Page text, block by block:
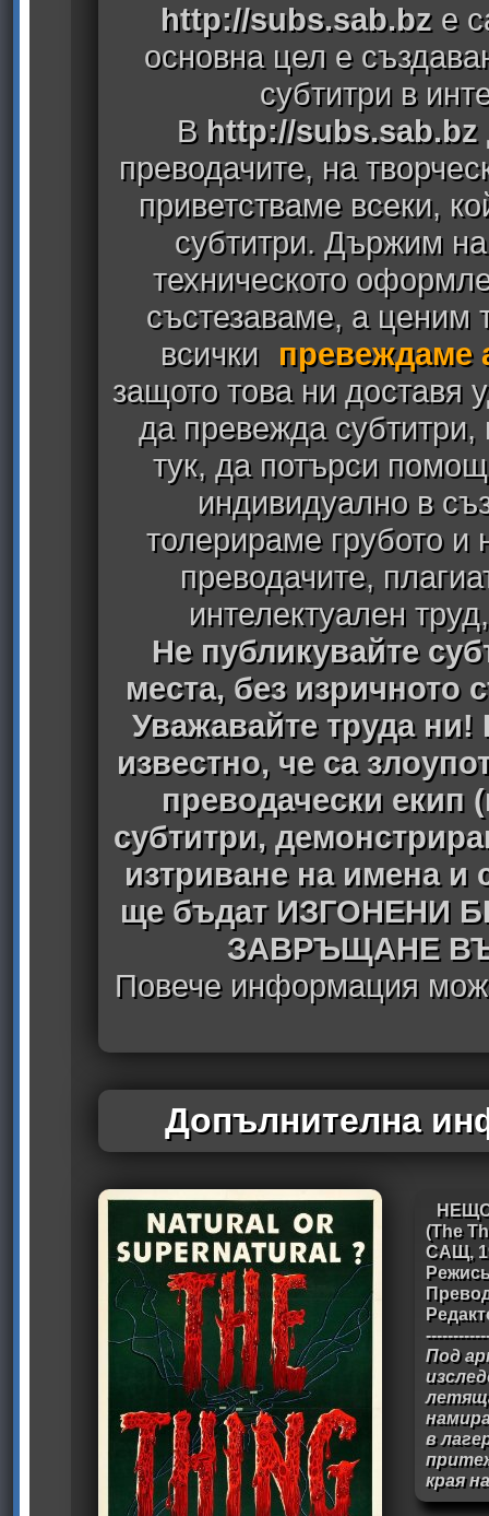
http://subs.sab.bz е
основна цел е
субтитри в
В http://subs.sab.bz
преводачите, на
приветстваме всеки,
субтитри. Държим
техническото
състезаваме, а ценим
всички
превеждаме
защото това ни доставя
да превежда
тук, да потърси
индивидуално в
толерираме грубото
преводачите,
интелектуален
Не публикувайте
места, без изричното
Уважавайте труда ни!
известно, че са
преводачески екип
субтитри,
изтриване на имена
ще бъдат ИЗГОНЕНИ
ЗАВРЪЩАНЕ
Повече информация
Допълнителна
(The
САЩ,
Под
в
края